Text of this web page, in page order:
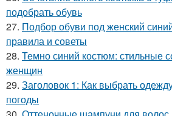
подобрать обувь
27. Подбор обуви под женский
правила и советы
28. Темно синий костюм: стильные
женщин
29. Заголовок 1: Как выбрать
погоды